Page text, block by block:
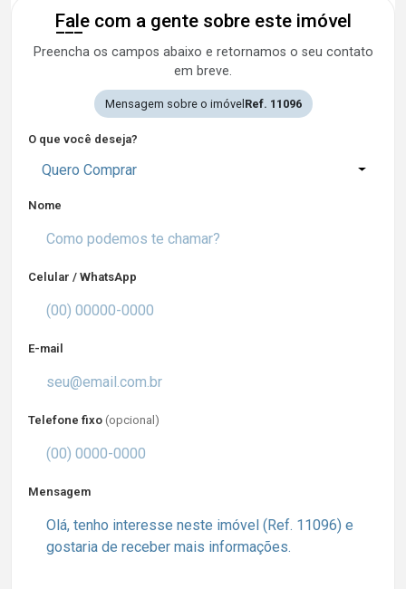
Fale com a gente sobre este imóvel
Preencha os campos abaixo e retornamos o seu contato
em breve.
Mensagem sobre o imóvelRef. 11096
O que você deseja?
Quero Comprar
Nome
Celular / WhatsApp
E-mail
Telefone fixo (opcional)
Mensagem